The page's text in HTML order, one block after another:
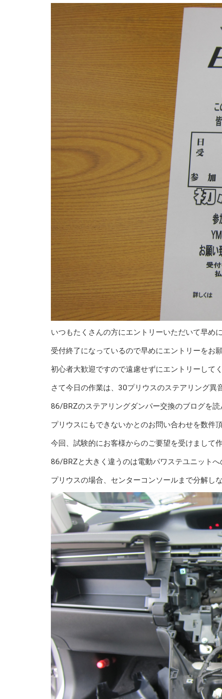
いつもたくさんの方にエントリーいただいて早めに
受付終了になっているので早めにエントリーをお
初心者大歓迎ですので遠慮せずにエントリーして
さて今日の作業は、30プリウスのステアリング異
86/BRZのステアリングダンパー交換のブログを読
プリウスにもできないかとのお問い合わせを数件頂
今回、試験的にお客様からのご要望を受けまして
86/BRZと大きく違うのは電動パワステユニット
プリウスの場合、センターコンソールまで分解し